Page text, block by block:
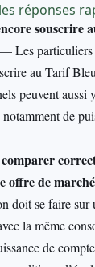
réponses
souscrire
— Les particuliers
au Tarif
peuvent aussi
de
offre de
doit se faire sur
la même
de